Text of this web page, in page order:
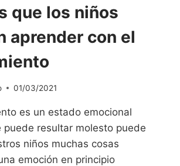
que los niños
aprender con el
01/03/2021
es un estado emocional
puede resultar molesto puede
niños muchas cosas
emoción en principio